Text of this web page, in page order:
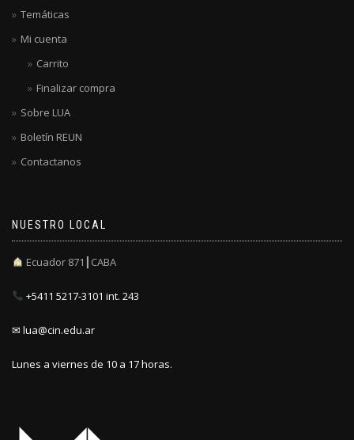
Temáticas
Mi cuenta
Carrito
Finalizar compra
Sobre LUA
Boletín REUN
Contactanos
NUESTRO LOCAL
Ecuador 871┃CABA
+5411 5217-3101 int. 243
✉ lua@cin.edu.ar
Lunes a viernes de 10 a 17 horas.